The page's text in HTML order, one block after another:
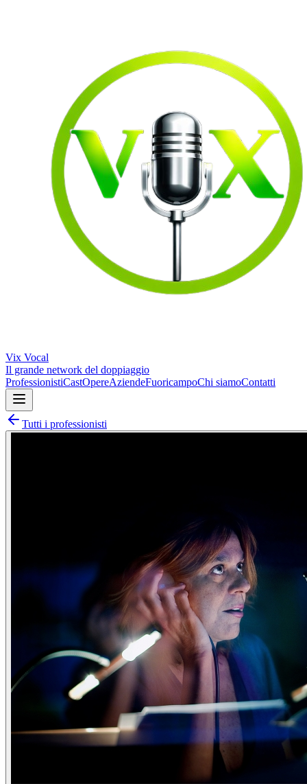
Vix Vocal
Il grande network del doppiaggio
ProfessionistiCastOpereAziendeFuoricampoChi siamoContatti
Tutti i professionisti